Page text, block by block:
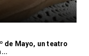
de Mayo, un teatro